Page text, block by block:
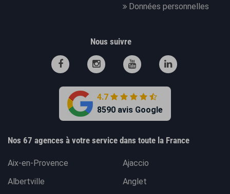
Données personnelles
Nous suivre
4.7
8590 avis Google
Nos 67 agences à votre service dans toute la France
Aix-en-Provence
Ajaccio
Albertville
Anglet